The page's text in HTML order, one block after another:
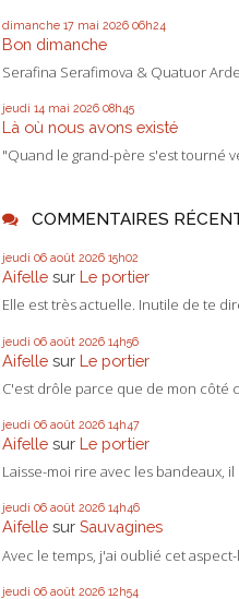
dimanche 17 mai 2026 06h24
Bon dimanche
Serafina Serafimova & Quatuor
jeudi 14 mai 2026 08h45
Là où nous avons existé
"Quand le grand-père s'est tourné
COMMENTAIRES
jeudi 06 août 2026 15h02
Aifelle sur Le portier
Elle est très actuelle. Inutile de te
jeudi 06 août 2026 14h56
Aifelle sur Le portier
C'est drôle parce que de mon côté
jeudi 06 août 2026 14h47
Aifelle sur Le portier
Laisse-moi rire avec les bandeaux,
jeudi 06 août 2026 14h46
Aifelle sur Sauvagines
Avec le temps, j'ai oublié cet aspect-
jeudi 06 août 2026 12h54